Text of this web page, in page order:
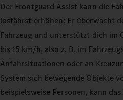
Der Frontguard Assist kann die
losfährst erhöhen: Er überwacht
Fahrzeug und unterstützt dich im
bis 15 km/h, also z. B. im
Anfahrsituationen oder an
System sich bewegende Objekte
beispielsweise Personen, kann